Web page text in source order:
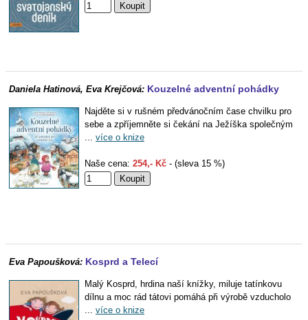
Daniela Hatinová, Eva Krejčová: Kouzelné adventní pohádky
Najděte si v rušném předvánočním čase chvilku pro
sebe a zpříjemněte si čekání na Ježíška společným
... více o knize
Naše cena: 254,- Kč - (sleva 15 %)
Eva Papoušková: Kosprd a Telecí
Malý Kosprd, hrdina naší knížky, miluje tatínkovu
dílnu a moc rád tátovi pomáhá při výrobě vzducholo
... více o knize